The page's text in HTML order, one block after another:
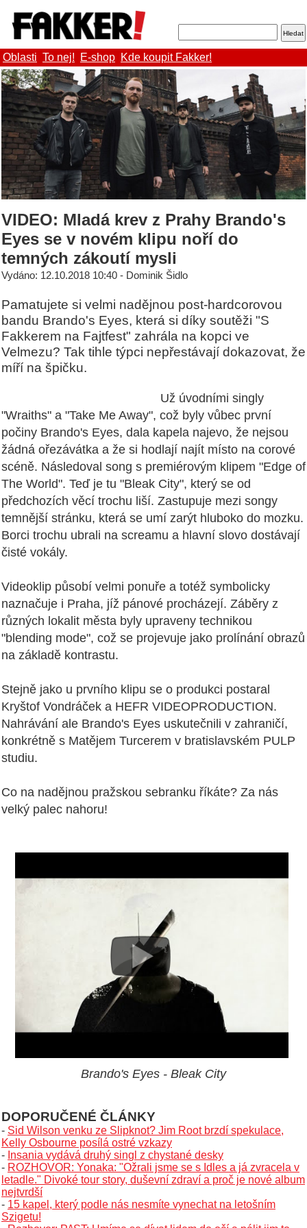
Oblasti To nej! E-shop Kde koupit Fakker!
VIDEO: Mladá krev z Prahy Brando's
Eyes se v novém klipu noří do
temných zákoutí mysli
Vydáno: 12.10.2018 10:40 - Dominik Šidlo
Pamatujete si velmi nadějnou post-hardcorovou
bandu Brando's Eyes, která si díky soutěži "S
Fakkerem na Fajtfest" zahrála na kopci ve
Velmezu? Tak tihle týpci nepřestávají dokazovat, že
míří na špičku.
Už úvodními singly
"Wraiths" a "Take Me Away", což byly vůbec první
počiny Brando's Eyes, dala kapela najevo, že nejsou
žádná ořezávátka a že si hodlají najít místo na corové
scéně. Následoval song s premiérovým klipem "Edge of
The World". Teď je tu "Bleak City", který se od
předchozích věcí trochu liší. Zastupuje mezi songy
temnější stránku, která se umí zarýt hluboko do mozku.
Borci trochu ubrali na screamu a hlavní slovo dostávají
čisté vokály.
Videoklip působí velmi ponuře a totéž symbolicky
naznačuje i Praha, jíž pánové procházejí. Záběry z
různých lokalit města byly upraveny technikou
"blending mode", což se projevuje jako prolínání obrazů
na základě kontrastu.
Stejně jako u prvního klipu se o produkci postaral
Kryštof Vondráček a HEFR VIDEOPRODUCTION.
Nahrávání ale Brando's Eyes uskutečnili v zahraničí,
konkrétně s Matějem Turcerem v bratislavském PULP
studiu.
Co na nadějnou pražskou sebranku říkáte? Za nás
velký palec nahoru!
Brando's Eyes - Bleak City
DOPORUČENÉ ČLÁNKY
- Sid Wilson venku ze Slipknot? Jim Root brzdí spekulace,
Kelly Osbourne posílá ostré vzkazy
- Insania vydává druhý singl z chystané desky
- ROZHOVOR: Yonaka: "Ožrali jsme se s Idles a já zvracela v
letadle." Divoké tour story, duševní zdraví a proč je nové album
nejtvrdší
- 15 kapel, který podle nás nesmíte vynechat na letošním
Szigetu!